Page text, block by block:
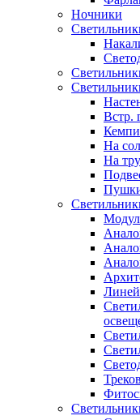
Ночники
Встр.
На
На